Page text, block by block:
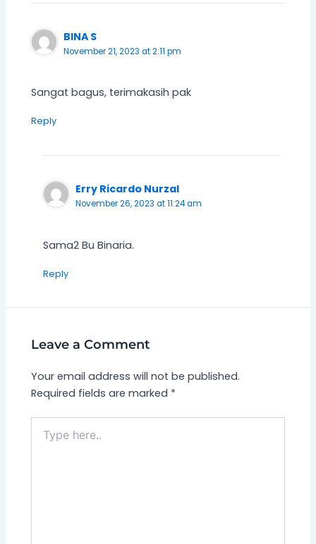
BINA S
November 21, 2023 at 2:11 pm
Sangat bagus, terimakasih pak
Reply
Erry Ricardo Nurzal
November 26, 2023 at 11:24 am
Sama2 Bu Binaria.
Reply
Leave a Comment
Your email address will not be published.
Required fields are marked *
here..